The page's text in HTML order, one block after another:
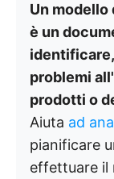
Un
è un
problemi
prodotti o
Aiuta ad
pianificare
effettuare il